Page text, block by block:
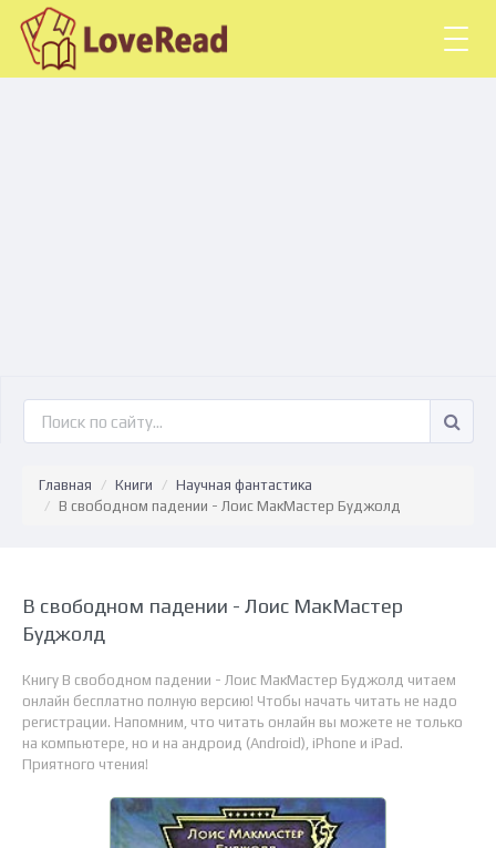
Главная Книги
Научная фантастика
В свободном падении - Лоис МакМастер Буджолд
В свободном падении - Лоис МакМастер
Буджолд
Книгу В свободном падении - Лоис МакМастер Буджолд читаем
онлайн бесплатно полную версию! Чтобы начать читать не надо
регистрации. Напомним, что читать онлайн вы можете не только
на компьютере, но и на андроид (Android), iPhone и iPad.
Приятного чтения!